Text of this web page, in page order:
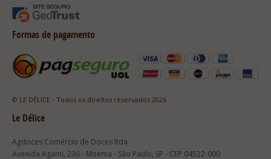
Formas de pagamento
© LE DÉLICE - Todos os direitos reservados 2026
Le Délice
Agdoces Comércio de Doces ltda
Avenida Agami, 236 - Moema - São Paulo, SP - CEP 04522-000